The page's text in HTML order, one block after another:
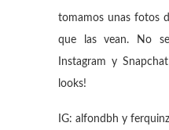
tomamos unas fotos
que las vean. No
Instagram y
looks!
IG: alfondbh y